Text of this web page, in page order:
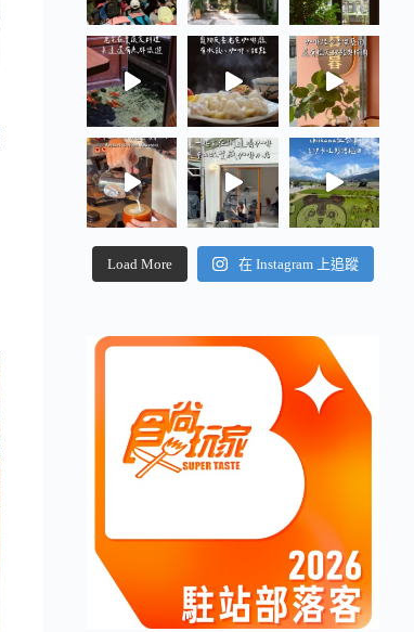
Load More 在 Instagram 上追蹤